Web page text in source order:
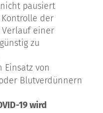
pausiert
der
Verlauf einer
zu
Einsatz von
Blutverdünnern
19 wird